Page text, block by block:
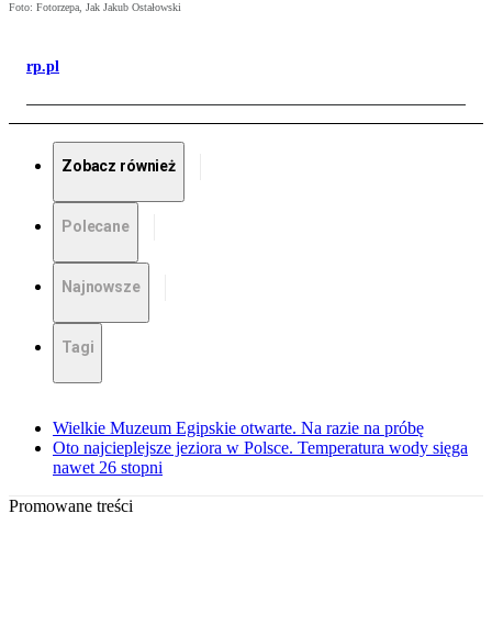
Foto: Fotorzepa, Jak Jakub Ostałowski
rp.pl
Zobacz również
Polecane
Najnowsze
Tagi
Wielkie Muzeum Egipskie otwarte. Na razie na próbę
Oto najcieplejsze jeziora w Polsce. Temperatura wody sięga
nawet 26 stopni
Promowane treści